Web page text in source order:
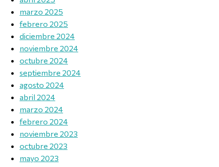
marzo 2025
febrero 2025
diciembre 2024
noviembre 2024
octubre 2024
septiembre 2024
agosto 2024
abril 2024
marzo 2024
febrero 2024
noviembre 2023
octubre 2023
mayo 2023